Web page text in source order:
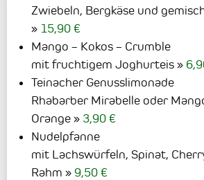
Zwiebeln, Bergkäse und
15,90 €
Mango – Kokos – Crumble
mit fruchtigem Joghurteis
Teinacher Genusslimonade
Rhabarber Mirabelle oder
Orange
3,90 €
Nudelpfanne
mit Lachswürfeln, Spinat,
Rahm
9,50 €